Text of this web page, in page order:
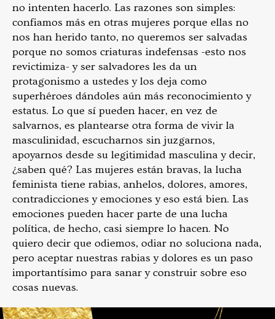
no intenten hacerlo. Las razones son simples:
confiamos más en otras mujeres porque ellas no
nos han herido tanto, no queremos ser salvadas
porque no somos criaturas indefensas -esto nos
revictimiza- y ser salvadores les da un
protagonismo a ustedes y los deja como
superhéroes dándoles aún más reconocimiento y
estatus. Lo que sí pueden hacer, en vez de
salvarnos, es plantearse otra forma de vivir la
masculinidad, escucharnos sin juzgarnos,
apoyarnos desde su legitimidad masculina y decir,
¿saben qué? Las mujeres están bravas, la lucha
feminista tiene rabias, anhelos, dolores, amores,
contradicciones y emociones y eso está bien. Las
emociones pueden hacer parte de una lucha
política, de hecho, casi siempre lo hacen. No
quiero decir que odiemos, odiar no soluciona nada,
pero aceptar nuestras rabias y dolores es un paso
importantísimo para sanar y construir sobre eso
cosas nuevas.